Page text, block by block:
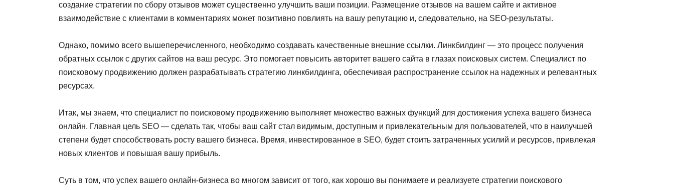
создание стратегии по сбору отзывов может существенно улучшить ваши позиции. Размещение отзывов на вашем сайте и активное
взаимодействие с клиентами в комментариях может позитивно повлиять на вашу репутацию и, следовательно, на SEO-результаты.
Однако, помимо всего вышеперечисленного, необходимо создавать качественные внешние ссылки. Линкбилдинг — это процесс получения
обратных ссылок с других сайтов на ваш ресурс. Это помогает повысить авторитет вашего сайта в глазах поисковых систем. Специалист по
поисковому продвижению должен разрабатывать стратегию линкбилдинга, обеспечивая распространение ссылок на надежных и релевантных
ресурсах.
Итак, мы знаем, что специалист по поисковому продвижению выполняет множество важных функций для достижения успеха вашего бизнеса
онлайн. Главная цель SEO — сделать так, чтобы ваш сайт стал видимым, доступным и привлекательным для пользователей, что в наилучшей
степени будет способствовать росту вашего бизнеса. Время, инвестированное в SEO, будет стоить затраченных усилий и ресурсов, привлекая
новых клиентов и повышая вашу прибыль.
Суть в том, что успех вашего онлайн-бизнеса во многом зависит от того, как хорошо вы понимаете и реализуете стратегии поискового